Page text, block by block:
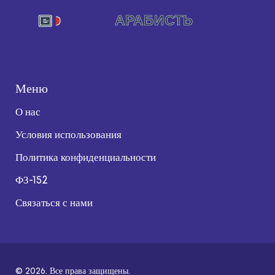
Меню
О нас
Условия использования
Политика конфиденциальности
ФЗ-152
Связаться с нами
© 2026. Все права защищены.